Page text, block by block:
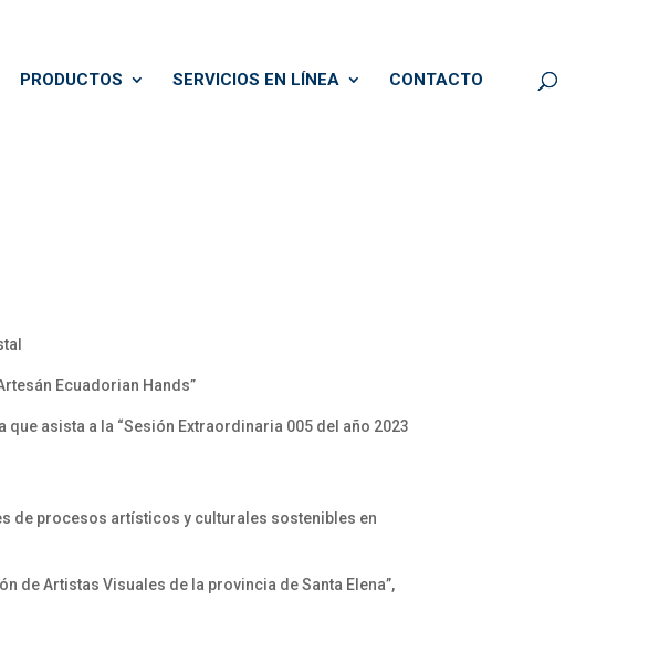
PRODUCTOS SERVICIOS EN LÍNEA CONTACTO
Ecuadorian Hands”
asista a la “Sesión Extraordinaria 005 del año 2023
de procesos artísticos y culturales sostenibles en
de Artistas Visuales de la provincia de Santa Elena”,